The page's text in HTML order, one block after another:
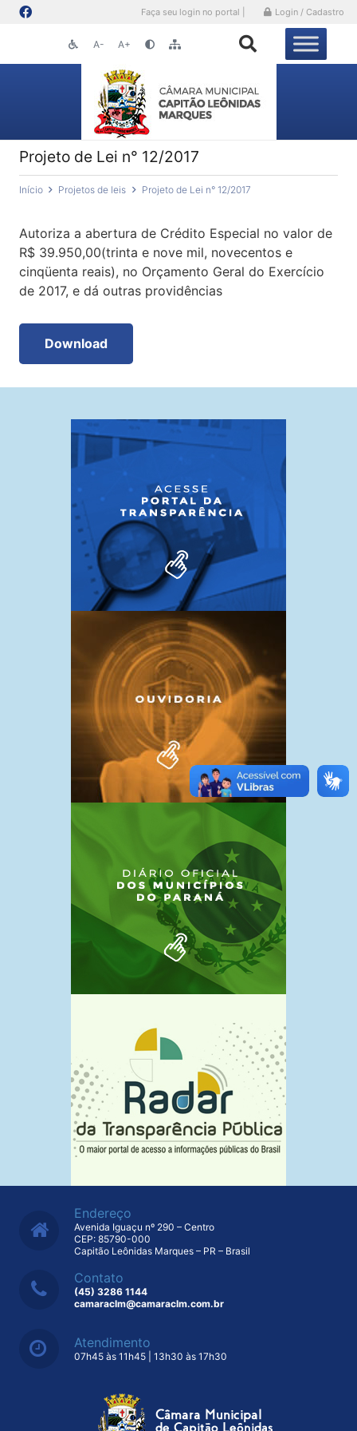
Faça seu login no portal | Login / Cadastro
A- A+
Projeto de Lei n° 12/2017
Início Projetos de leis Projeto de Lei n° 12/2017
Autoriza a abertura de Crédito Especial no valor de
R$ 39.950,00(trinta e nove mil, novecentos e
cinqüenta reais), no Orçamento Geral do Exercício
de 2017, e dá outras providências
Download
Endereço
Avenida Iguaçu nº 290 – Centro
CEP: 85790-000
Capitão Leônidas Marques – PR – Brasil
Contato
(45) 3286 1144
camaraclm@camaraclm.com.br
Atendimento
07h45 às 11h45 | 13h30 às 17h30